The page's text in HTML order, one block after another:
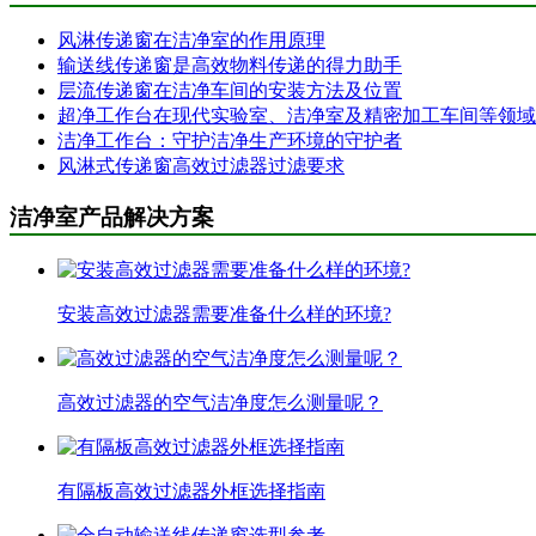
风淋传递窗在洁净室的作用原理
输送线传递窗是高效物料传递的得力助手
层流传递窗在洁净车间的安装方法及位置
超净工作台在现代实验室、洁净室及精密加工车间等领
洁净工作台：守护洁净生产环境的守护者
风淋式传递窗高效过滤器过滤要求
洁净室产品解决方案
安装高效过滤器需要准备什么样的环境?
高效过滤器的空气洁净度怎么测量呢？
有隔板高效过滤器外框选择指南